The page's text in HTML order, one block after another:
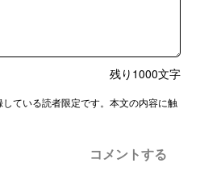
残り 1000文字
ている読者限定です。本文の内容に触
コメントする